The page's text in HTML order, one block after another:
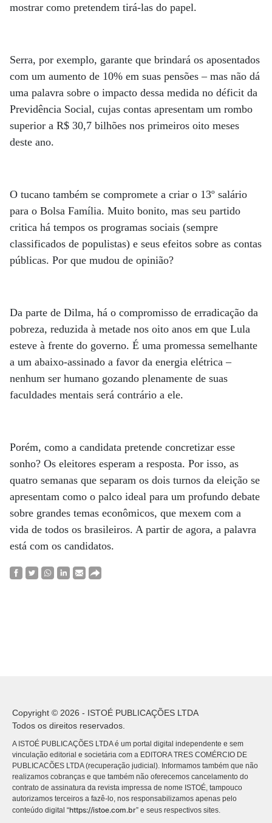
mostrar como pretendem tirá-las do papel.
Serra, por exemplo, garante que brindará os aposentados
com um aumento de 10% em suas pensões – mas não dá
uma palavra sobre o impacto dessa medida no déficit da
Previdência Social, cujas contas apresentam um rombo
superior a R$ 30,7 bilhões nos primeiros oito meses
deste ano.
O tucano também se compromete a criar o 13º salário
para o Bolsa Família. Muito bonito, mas seu partido
critica há tempos os programas sociais (sempre
classificados de populistas) e seus efeitos sobre as contas
públicas. Por que mudou de opinião?
Da parte de Dilma, há o compromisso de erradicação da
pobreza, reduzida à metade nos oito anos em que Lula
esteve à frente do governo. É uma promessa semelhante
a um abaixo-assinado a favor da energia elétrica –
nenhum ser humano gozando plenamente de suas
faculdades mentais será contrário a ele.
Porém, como a candidata pretende concretizar esse
sonho? Os eleitores esperam a resposta. Por isso, as
quatro semanas que separam os dois turnos da eleição se
apresentam como o palco ideal para um profundo debate
sobre grandes temas econômicos, que mexem com a
vida de todos os brasileiros. A partir de agora, a palavra
está com os candidatos.
Copyright © 2026 - ISTOÉ PUBLICAÇÕES LTDA
Todos os direitos reservados.
A ISTOÉ PUBLICAÇÕES LTDA é um portal digital independente e sem
vinculação editorial e societária com a EDITORA TRES COMÉRCIO DE
PUBLICACÕES LTDA (recuperação judicial). Informamos também que não
realizamos cobranças e que também não oferecemos cancelamento do
contrato de assinatura da revista impressa de nome ISTOÉ, tampouco
autorizamos terceiros a fazê-lo, nos responsabilizamos apenas pelo
conteúdo digital “https://istoe.com.br” e seus respectivos sites.